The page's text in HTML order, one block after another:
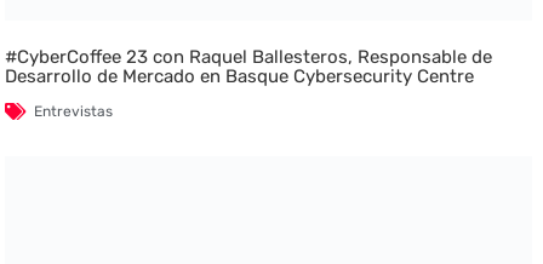
#CyberCoffee 23 con Raquel Ballesteros, Responsable de
Desarrollo de Mercado en Basque Cybersecurity Centre
Entrevistas